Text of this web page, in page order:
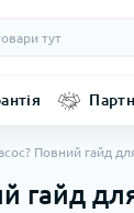
Повний гайд
гайд